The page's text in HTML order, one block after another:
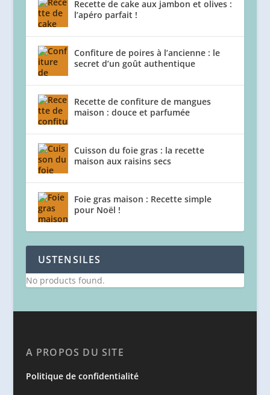
Recette de cake aux jambon et olives :
l’apéro parfait !
Confiture de poires à l’ancienne : le
secret d’un goût authentique
Recette de confiture de mangues
maison : douce et parfumée
Cuisson du foie gras : la recette
maison aux raisins secs
Foie gras maison : Recette simple
pour Noël !
USTENSILES
No products found.
A PROPOS DU SITE
Politique de confidentialité